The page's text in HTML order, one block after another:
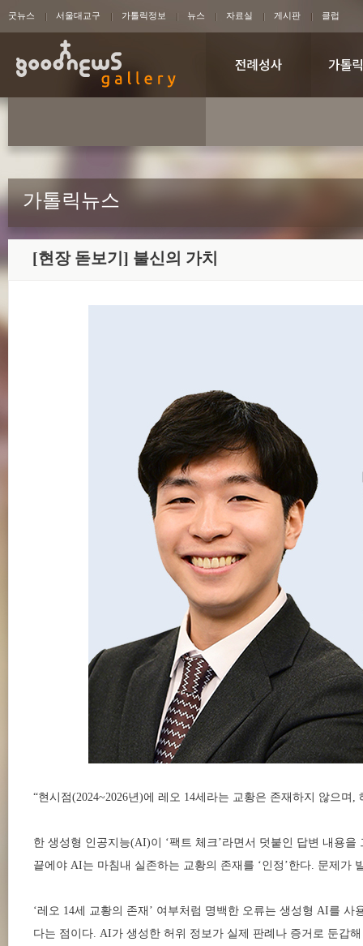
굿뉴스 서울대교구 가톨릭정보 뉴스 자료실 게시판 클럽
가톨릭뉴스
[현장 돋보기] 불신의 가치
“현시점(2024~2026년)에 레오 14세라는 교황은 존재하지 않으
한 생성형 인공지능(AI)이 ‘팩트 체크’라면서 덧붙인 답변 내용
끝에야 AI는 마침내 실존하는 교황의 존재를 ‘인정’한다. 문제가
‘레오 14세 교황의 존재’ 여부처럼 명백한 오류는 생성형 AI를
다는 점이다. AI가 생성한 허위 정보가 실제 판례나 증거로 둔갑